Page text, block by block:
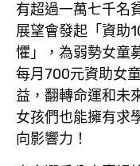
有超過一萬七千名
展望會發起「資助
懼」，為弱勢女童
每月700元資助女
益，翻轉命運和未
女孩們也能擁有求
向影響力！